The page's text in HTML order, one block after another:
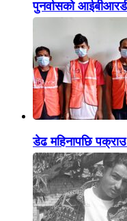
पुनर्वासको
डेढ महिनापछि पक्राउ